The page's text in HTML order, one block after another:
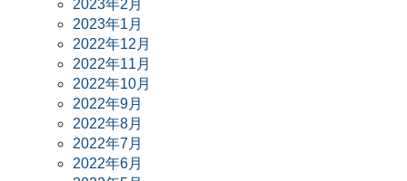
2023年2月
2023年1月
2022年12月
2022年11月
2022年10月
2022年9月
2022年8月
2022年7月
2022年6月